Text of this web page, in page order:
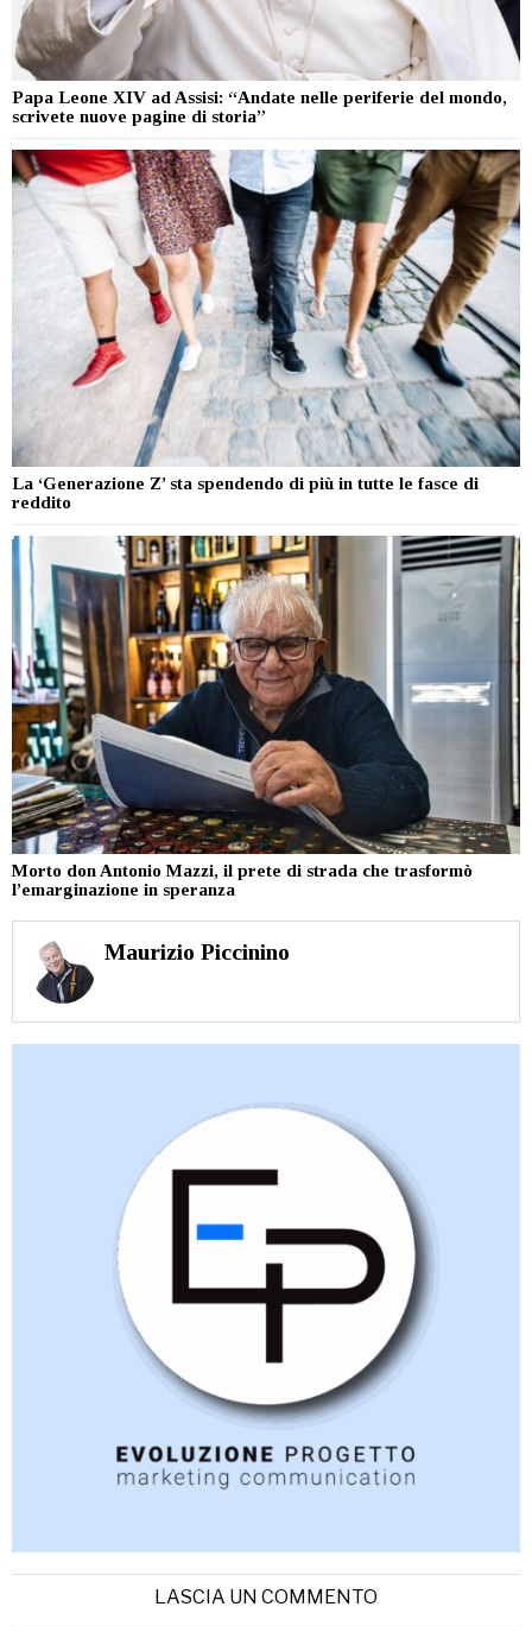
Papa Leone XIV ad Assisi: “Andate nelle periferie del mondo,
scrivete nuove pagine di storia”
La ‘Generazione Z’ sta spendendo di più in tutte le fasce di
reddito
Morto don Antonio Mazzi, il prete di strada che trasformò
l’emarginazione in speranza
Maurizio Piccinino
LASCIA UN COMMENTO